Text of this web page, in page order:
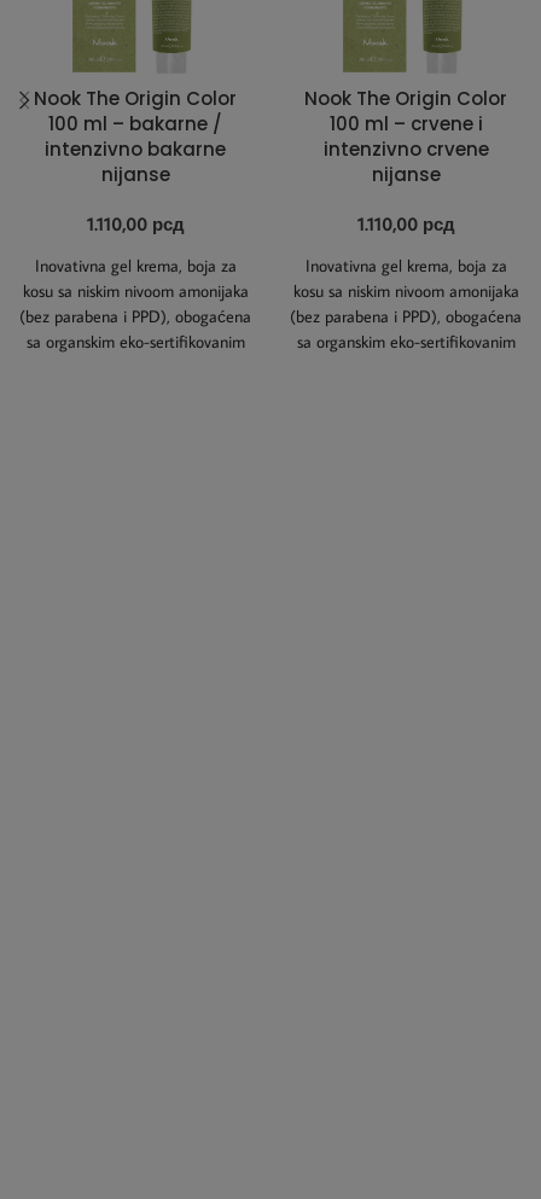
Nook The Origin Color
100 ml – bakarne /
intenzivno bakarne
nijanse
1.110,00 рсд
Inovativna gel krema, boja za
kosu sa niskim nivoom amonijaka
(bez parabena i PPD), obogaćena
sa organskim eko-sertifikovanim
Nook The Origin Color
100 ml – crvene i
intenzivno crvene
nijanse
1.110,00 рсд
Inovativna gel krema, boja za
kosu sa niskim nivoom amonijaka
(bez parabena i PPD), obogaćena
sa organskim eko-sertifikovanim